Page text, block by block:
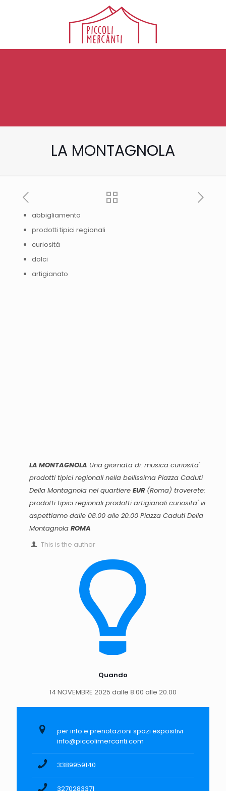
LA MONTAGNOLA
abbigliamento
prodotti tipici regionali
curiosità
dolci
artigianato
LA MONTAGNOLA Una giornata di: musica curiosita'
prodotti tipici regionali nella bellissima Piazza Caduti
Della Montagnola nel quartiere EUR(Roma) troverete:
prodotti tipici regionali prodotti artigianali curiosita' vi
aspettiamo dalle 08.00 alle 20.00 Piazza Caduti Della
Montagnola ROMA
This is the author
Quando
14 NOVEMBRE 2025 dalle 8.00 alle 20.00
per info e prenotazioni spazi espositivi
info@piccolimercanti.com
3389959140
3270283371